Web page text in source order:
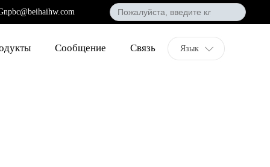
Сообщение Связь Язык